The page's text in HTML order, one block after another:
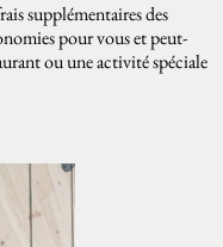
supplémentaires des
pour vous et peut-
ou une activité spéciale